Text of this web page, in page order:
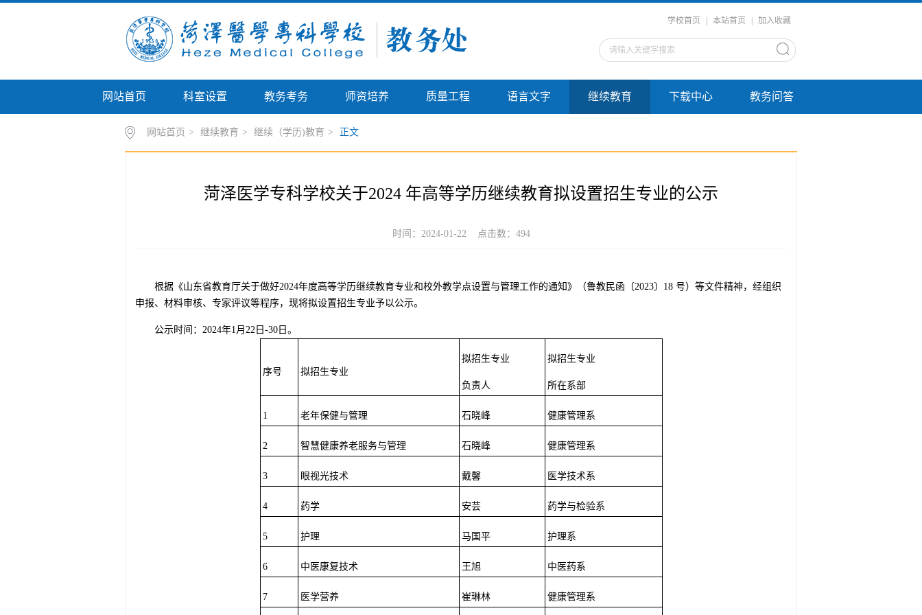
学校首页 本站首页 加入收藏
网站首页 科室设置 教务考务 师资培养 质量工程 语言文字 继续教育 下载中心 教务问答
网站首页 > 继续教育 > 继续（学历)教育 > 正文
菏泽医学专科学校关于2024 年高等学历继续教育拟设置招生专业的公示
时间：2024-01-22 点击数： 494
根据《山东省教育厅关于做好2024年度高等学历继续教育专业和校外教学点设置与管理工作的通知》（鲁教民函〔2023〕18 号）等文件精神，经组织
申报、材料审核、专家评议等程序，现将拟设置招生专业予以公示。
公示时间：2024年1月22日-30日。
序号 拟招生专业
拟招生专业
负责人
拟招生专业
所在系部
1 老年保健与管理 石晓峰 健康管理系
2 智慧健康养老服务与管理 石晓峰 健康管理系
3 眼视光技术 戴馨 医学技术系
4 药学 安芸 药学与检验系
5 护理 马国平 护理系
6 中医康复技术 王旭 中医药系
7 医学营养 崔琳林 健康管理系